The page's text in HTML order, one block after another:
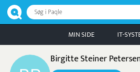
Søg i Paqle
MIN SIDE IT-
Birgitte Steiner